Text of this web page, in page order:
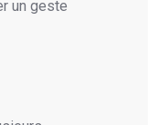
un geste